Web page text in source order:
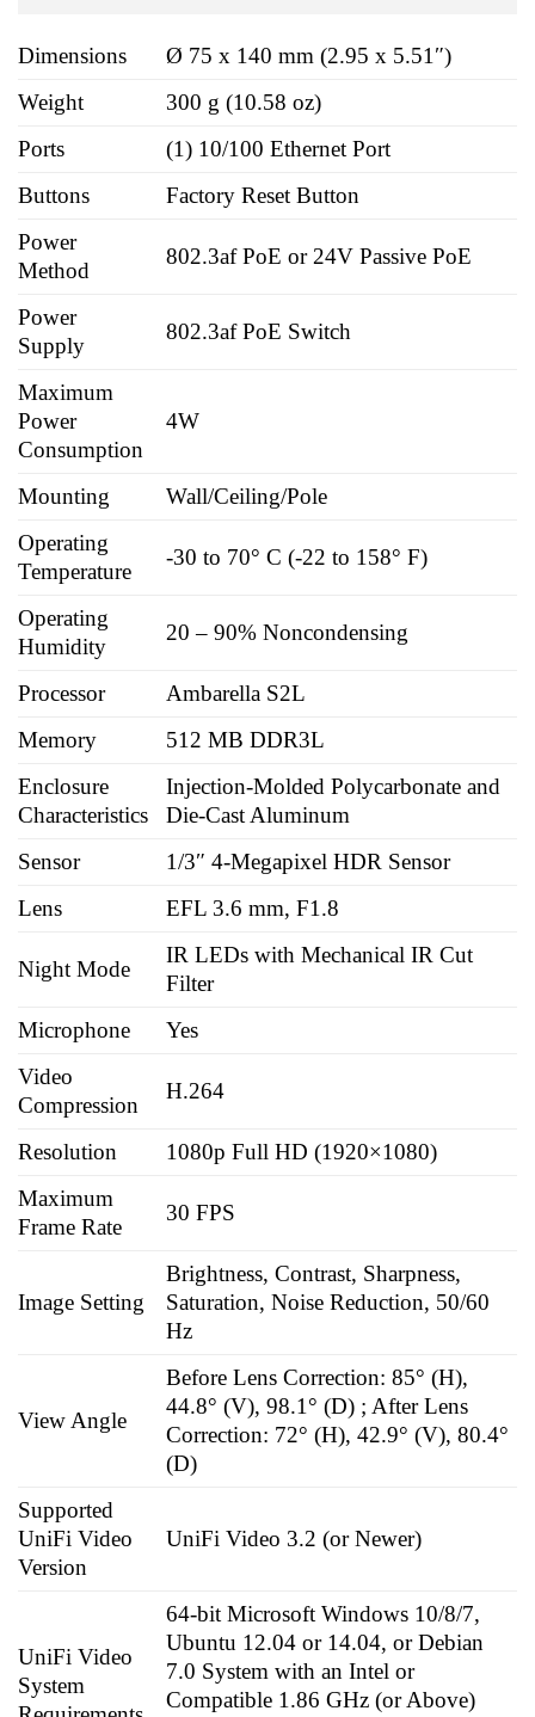
Dimensions
Ø 75 x 140 mm (2.95 x 5.51″)
Weight
300 g (10.58 oz)
Ports
(1) 10/100 Ethernet Port
Buttons
Factory Reset Button
Power
Method
802.3af PoE or 24V Passive PoE
Power
Supply
802.3af PoE Switch
Maximum
Power
Consumption
4W
Mounting
Wall/Ceiling/Pole
Operating
Temperature
-30 to 70° C (-22 to 158° F)
Operating
Humidity
20 – 90% Noncondensing
Processor
Ambarella S2L
Memory
512 MB DDR3L
Enclosure
Characteristics
Injection-Molded Polycarbonate and
Die-Cast Aluminum
Sensor
1/3″ 4-Megapixel HDR Sensor
Lens
EFL 3.6 mm, F1.8
Night Mode
IR LEDs with Mechanical IR Cut
Filter
Microphone
Yes
Video
Compression
H.264
Resolution
1080p Full HD (1920×1080)
Maximum
Frame Rate
30 FPS
Image Setting
Brightness, Contrast, Sharpness,
Saturation, Noise Reduction, 50/60
Hz
View Angle
Before Lens Correction: 85° (H),
44.8° (V), 98.1° (D) ; After Lens
Correction: 72° (H), 42.9° (V), 80.4°
(D)
Supported
UniFi Video
Version
UniFi Video 3.2 (or Newer)
UniFi Video
System
64-bit Microsoft Windows 10/8/7,
Ubuntu 12.04 or 14.04, or Debian
7.0 System with an Intel or
Compatible 1.86 GHz (or Above)